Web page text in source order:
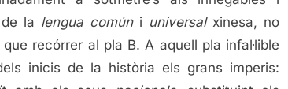
la lengua comúni universalxinesa, no
recórrer al pla B. A aquell pla infal·lible
inicis de la història els grans imperis: